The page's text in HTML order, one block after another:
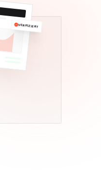
VERIFIZIERT